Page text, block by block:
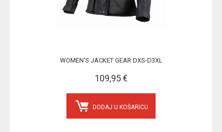
WOMEN'S JACKET GEAR DXS-D3XL
109,95 €
DODAJ U KOŠARICU